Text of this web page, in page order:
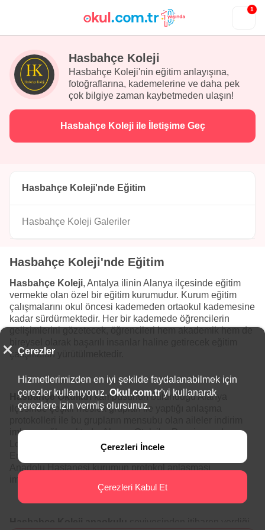
1
Hasbahçe Koleji
Hasbahçe Koleji'nin eğitim anlayışına,
fotoğraflarına, kademelerine ve daha pek
çok bilgiye zaman kaybetmeden ulaşın!
Hasbahçe Koleji ile İletişime Geç
Hasbahçe Koleji'nde Eğitim
Hasbahçe Koleji Galeriler
Hasbahçe Koleji'nde Eğitim
Hasbahçe Koleji, Antalya ilinin Alanya ilçesinde eğitim
vermekte olan özel bir eğitim kurumudur. Kurum eğitim
çalışmalarını okul öncesi kademeden ortaokul kademesine
kadar sürdürmektedir. Her bir kademede öğrencilerin
gelişimlerini gözetecek, öğrencileri hem akademik hem de
çalışmaları yürütülmektedir.
Hasbahçe Okullarıkampüsünün bulunduğu Alanya
ilçesinde çeşitli meslek grupları ile yaptığı anlaşma
imkanı sağlamaktadır. Alanya Otelciler Pansiyoncular
Lokantacılar Odası, Alanya Şoförler Odası, Alanya İlçe
Emniyet Müdürlüğü, Alanya Pazarcılar Odası, Alanya
imzaladığı oluşumlardan bazılarıdır.
Çerezler
Hizmetlerimizden en iyi şekilde faydalanabilmek için
çerezler kullanıyoruz. Okul.com.tr’yi kullanarak
çerezlere izin vermiş olursunuz.
Çerezleri İncele
Çerezleri Kabul Et